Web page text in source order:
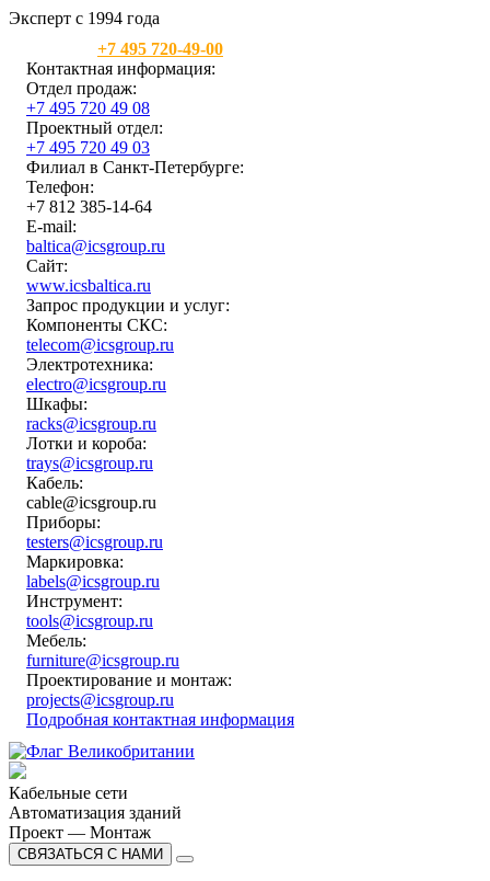
Эксперт с 1994 года
+7 495 720-49-00
Контактная информация:
Отдел продаж:
+7 495 720 49 08
Проектный отдел:
+7 495 720 49 03
Филиал в Санкт-Петербурге:
Телефон:
+7 812 385-14-64
E-mail:
baltica@icsgroup.ru
Сайт:
www.icsbaltica.ru
Запрос продукции и услуг:
Компоненты СКС:
telecom@icsgroup.ru
Электротехника:
electro@icsgroup.ru
Шкафы:
racks@icsgroup.ru
Лотки и короба:
trays@icsgroup.ru
Кабель:
cable@icsgroup.ru
Приборы:
testers@icsgroup.ru
Маркировка:
labels@icsgroup.ru
Инструмент:
tools@icsgroup.ru
Мебель:
furniture@icsgroup.ru
Проектирование и монтаж:
projects@icsgroup.ru
Подробная контактная информация
Кабельные сети
Автоматизация зданий
Проект — Монтаж
СВЯЗАТЬСЯ С НАМИ